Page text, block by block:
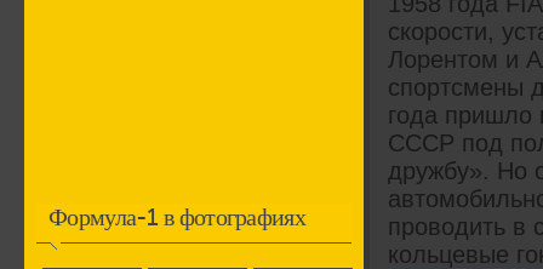
Формула-1 в фотографиях
скорости,
Лорентом и
спортсмены
года пришло
СССР под
дружбу». Но
проводить в
кольцевые